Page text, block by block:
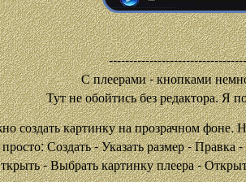
С плеерами - кнопками
Тут не обойтись без редактора. Я
создать картинку на прозрачном фоне.
Создать - Указать размер -
- Выбрать картинку плеера -